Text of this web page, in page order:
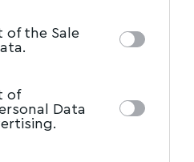
disclose it to
the Sale
of
Data
ΜΕ ΤΗ